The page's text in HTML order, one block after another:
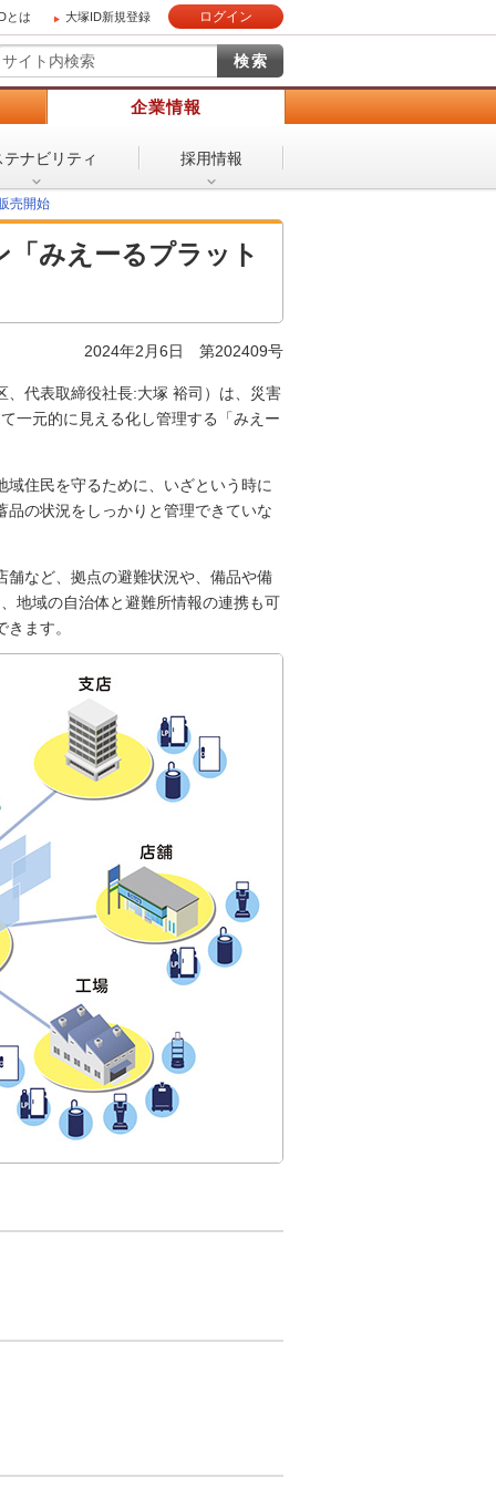
とは 大塚ID新規登録 ログイン
企業情報
テナビリティ 採用情報
売開始
みえーるプラット
2024年2月6日 第202409号
、代表取締役社長:大塚 裕司）は、災害
一元的に見える化し管理する「みえー
住民を守るために、いざという時に
の状況をしっかりと管理できていな
舗など、拠点の避難状況や、備品や備
地域の自治体と避難所情報の連携も可
ます。